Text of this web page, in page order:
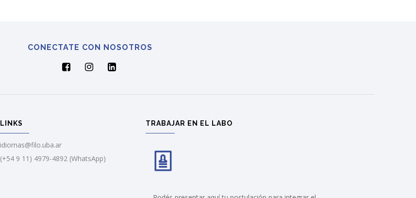
CONECTATE CON NOSOTROS
LINKS
idiomas@filo.uba.ar
(+54 9 11) 4979-4892 (WhatsApp)
TRABAJAR EN EL LABO